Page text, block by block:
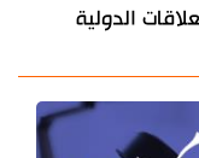
الدولية